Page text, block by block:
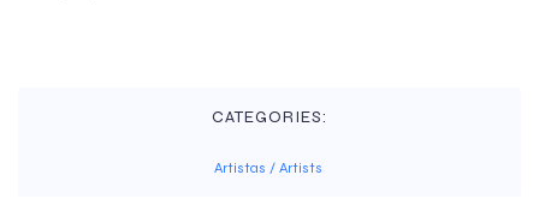
CATEGORIES:
Artistas / Artists